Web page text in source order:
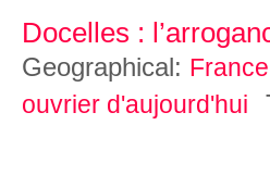
Docelles :
Geographical: France
ouvrier d'aujourd'hui